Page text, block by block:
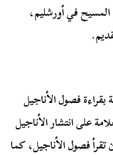
في أورشليم،
بقراءة فصول الأناجيل
على انتشار الأناجيل
فصول الأناجيل، كما